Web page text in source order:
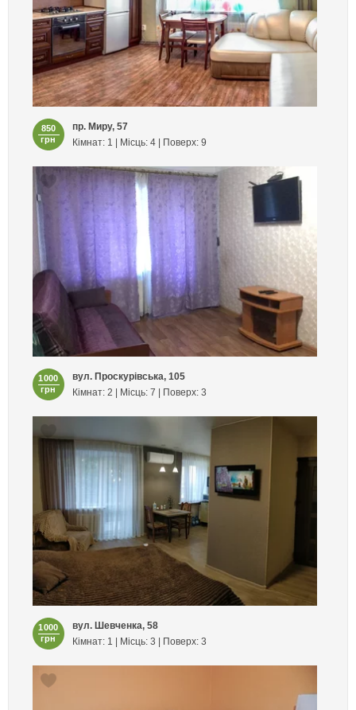
850
грн
пр. Миру, 57
Кімнат: 1 | Місць: 4 | Поверх: 9
1000
грн
вул. Проскурівська, 105
Кімнат: 2 | Місць: 7 | Поверх: 3
1000
грн
вул. Шевченка, 58
Кімнат: 1 | Місць: 3 | Поверх: 3